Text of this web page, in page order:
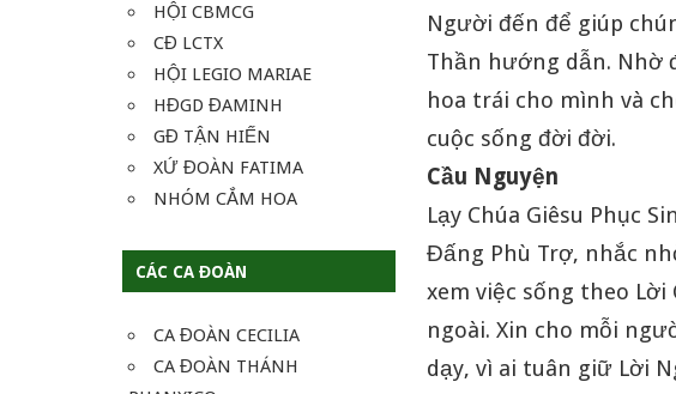
HỘI CBMCG
CĐ LCTX
HỘI LEGIO MARIAE
HĐGD ĐAMINH
GĐ TẬN HIẾN
XỨ ĐOÀN FATIMA
NHÓM CẮM HOA
CÁC CA ĐOÀN
CA ĐOÀN CECILIA
CA ĐOÀN THÁNH
Người đến để giúp
Thần hướng dẫn. Nhờ
hoa trái cho mình và
cuộc sống đời đời.
Cầu Nguyện
Lạy Chúa Giêsu Phục
Đấng Phù Trợ, nhắc
xem việc sống theo
ngoài. Xin cho mỗi
dạy, vì ai tuân giữ Lời